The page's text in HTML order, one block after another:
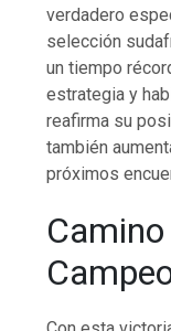
verdadero
selección
un tiempo
estrategia y
reafirma su
también
próximos